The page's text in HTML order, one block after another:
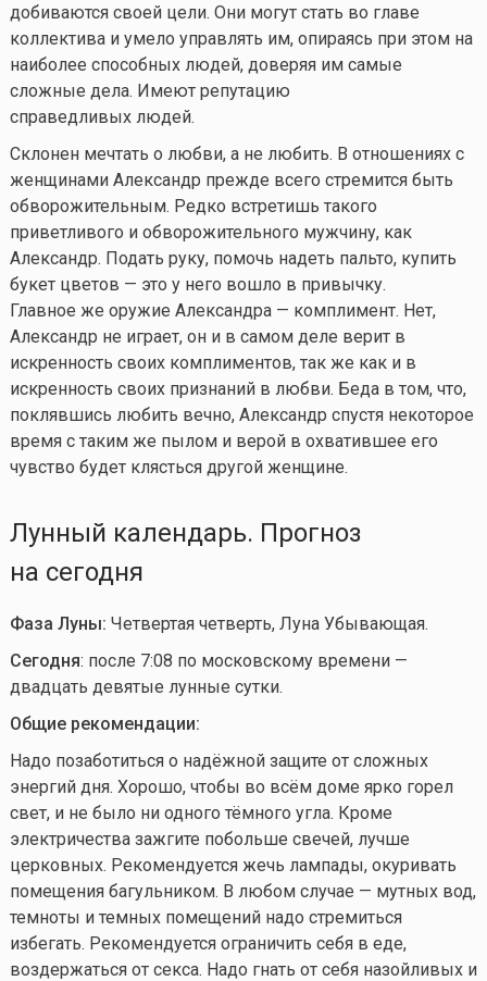
добиваются своей цели. Они могут стать во главе
коллектива и умело управлять им, опираясь при этом на
наиболее способных людей, доверяя им самые
сложные дела. Имеют репутацию
справедливых людей.
Склонен мечтать о любви, а не любить. В отношениях с
женщинами Александр прежде всего стремится быть
обворожительным. Редко встретишь такого
приветливого и обворожительного мужчину, как
Александр. Подать руку, помочь надеть пальто, купить
букет цветов — это у него вошло в привычку.
Главное же оружие Александра — комплимент. Нет,
Александр не играет, он и в самом деле верит в
искренность своих комплиментов, так же как и в
искренность своих признаний в любви. Беда в том, что,
поклявшись любить вечно, Александр спустя некоторое
время с таким же пылом и верой в охватившее его
чувство будет клясться другой женщине.
Лунный календарь. Прогноз
на сегодня
Фаза Луны: Четвертая четверть, Луна Убывающая.
Сегодня: после 7:08 по московскому времени —
двадцать девятые лунные сутки.
Общие рекомендации:
Надо позаботиться о надёжной защите от сложных
энергий дня. Хорошо, чтобы во всём доме ярко горел
свет, и не было ни одного тёмного угла. Кроме
электричества зажгите побольше свечей, лучше
церковных. Рекомендуется жечь лампады, окуривать
помещения багульником. В любом случае — мутных вод,
темноты и темных помещений надо стремиться
избегать. Рекомендуется ограничить себя в еде,
воздержаться от секса. Надо гнать от себя назойливых и